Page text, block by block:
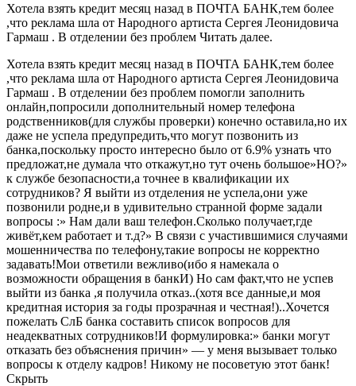
Хотела взять кредит месяц назад в ПОЧТА БАНК,тем более
,что реклама шла от Народного артиста Сергея Леонидовича
Гармаш . В отделении без проблем Читать далее.
Хотела взять кредит месяц назад в ПОЧТА БАНК,тем более
,что реклама шла от Народного артиста Сергея Леонидовича
Гармаш . В отделении без проблем помогли заполнить
онлайн,попросили дополнительный номер телефона
родственников(для службы проверки) конечно оставила,но их
даже не успела предупредить,что могут позвонить из
банка,поскольку просто интересно было от 6.9% узнать что
предложат,не думала что откажут,но тут очень большое»НО?»
к службе безопасности,а точнее в квалификации их
сотрудников? Я выйти из отделения не успела,они уже
позвонили родне,и в удивительно странной форме задали
вопросы :» Нам дали ваш телефон.Сколько получает,где
живёт,кем работает и т.д?» В связи с участившимися случаями
мошенничества по телефону,такие вопросы не корректно
задавать!Мои ответили вежливо(ибо я намекала о
возможности обращения в банкИ) Но сам факт,что не успев
выйти из банка ,я получила отказ..(хотя все данные,и моя
кредитная история за годы прозрачная и честная!)..Хочется
пожелать СлБ банка составить список вопросов для
неадекватных сотрудников!И формулировка:» банки могут
отказать без объяснения причин» — у меня вызывает только
вопросы к отделу кадров! Никому не посоветую этот банк!
Скрыть